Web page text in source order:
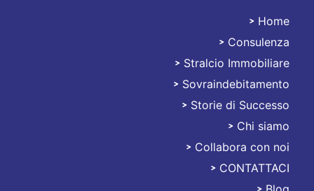
Home
Consulenza
Stralcio Immobiliare
Sovraindebitamento
Storie di Successo
Chi siamo
Collabora con noi
CONTATTACI